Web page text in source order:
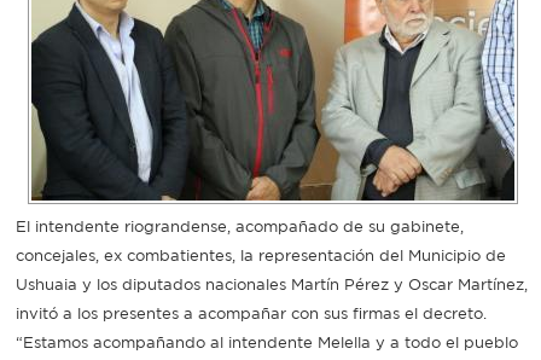
Recorrido
colectivos
Recarga
SUBE
El intendente riograndense, acompañado de su gabinete,
concejales, ex combatientes, la representación del Municipio de
Ushuaia y los diputados nacionales Martín Pérez y Oscar Martínez,
invitó a los presentes a acompañar con sus firmas el decreto.
“Estamos acompañando al intendente Melella y a todo el pueblo